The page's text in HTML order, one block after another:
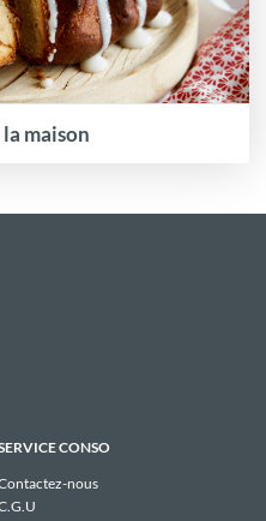
maison
CONSO
nous